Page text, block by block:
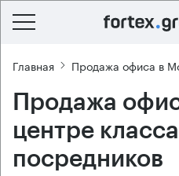
Главная Продажа офиса в
Продажа
центре
посредников